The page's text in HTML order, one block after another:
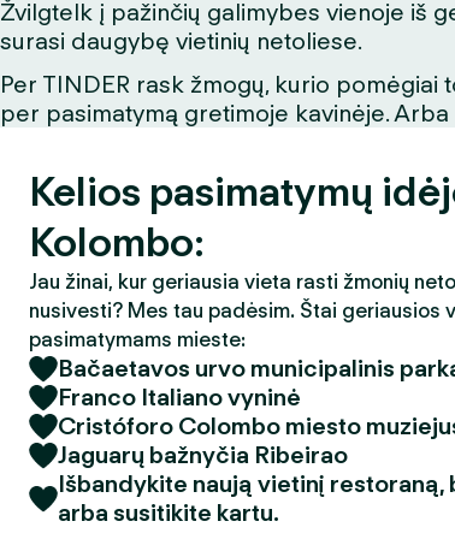
n
d
n
i
Žvilgtelk į pažinčių galimybes vienoje iš
surasi daugybę vietinių netoliese.
Per TINDER rask žmogų, kurio
per pasimatymą gretimoje kavinėje.
Kelios pasimatymų
Kolombo:
Jau žinai, kur geriausia vieta rasti žmonių
nusivesti? Mes tau padėsim. Štai geriausios
pasimatymams mieste:
Bačaetavos urvo municipalinis
Franco Italiano vyninė
Cristóforo Colombo miesto
Jaguarų bažnyčia Ribeirao
Išbandykite naują vietinį
arba susitikite kartu.